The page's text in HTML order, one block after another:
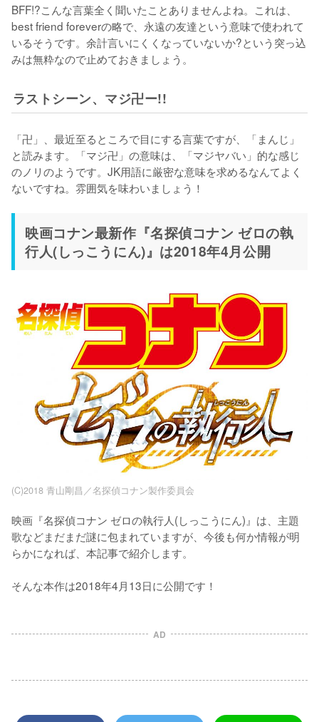
BFF!?こんな言葉全く聞いたことありませんよね。これは、
best friend foreverの略で、永遠の友達という意味で使われて
いるそうです。余計言いにくくなっていないか?という突っ込
みは無粋なので止めておきましょう。
ラストシーン、マジ卍ー!!
「卍」、最近至るところで目にする言葉ですが、「まんじ」
と読みます。「マジ卍」の意味は、「マジヤバい」的な感じ
のノリのようです。JK用語に厳密な意味を求めるなんてよく
ないですね。雰囲気を味わいましょう！
映画コナン最新作『名探偵コナン ゼロの執
行人(しっこうにん)』は2018年4月公開
(C)2018 青山剛昌／名探偵コナン製作委員会
映画『名探偵コナン ゼロの執行人(しっこうにん)』は、主題
歌などまだまだ謎に包まれていますが、今後も何か情報が明
らかになれば、本記事で紹介します。
そんな本作は2018年4月13日に公開です！
AD